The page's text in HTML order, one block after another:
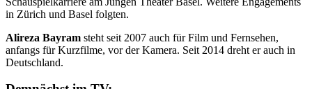
in Zürich und Basel folgten.
Alireza Bayram steht seit 2007 auch für Film und Fernsehen,
anfangs für Kurzfilme, vor der Kamera. Seit 2014 dreht er auch in
Deutschland.